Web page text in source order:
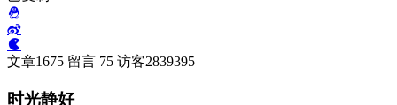
文章1675 留言 75 访客2839395
时光静好